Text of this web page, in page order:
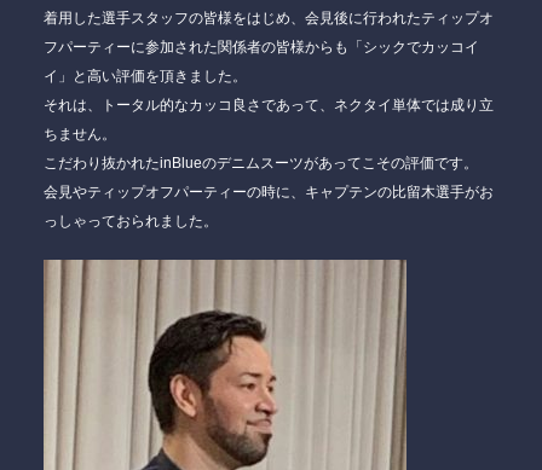
着用した選手スタッフの皆様をはじめ、会見後に行われたティップオ
フパーティーに参加された関係者の皆様からも「シックでカッコイ
イ」と高い評価を頂きました。
それは、トータル的なカッコ良さであって、ネクタイ単体では成り立
ちません。
こだわり抜かれたinBlueのデニムスーツがあってこその評価です。
会見やティップオフパーティーの時に、キャプテンの比留木選手がお
っしゃっておられました。